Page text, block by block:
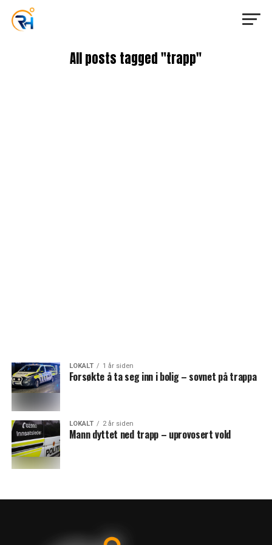
All posts tagged "trapp"
LOKALT 1 år siden
Forsøkte å ta seg inn i bolig – sovnet på trappa
LOKALT 2 år siden
Mann dyttet ned trapp – uprovosert vold